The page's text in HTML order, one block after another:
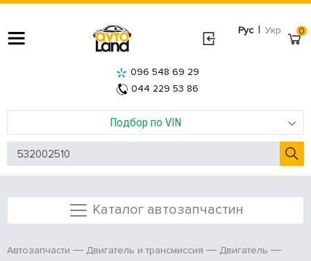
Рус | Укр
Подбор по VIN
096 548 69 29
044 229 53 86
0
Каталог автозапчастин
Автозапчасти Двигатель и трансмиссия
Двигатель